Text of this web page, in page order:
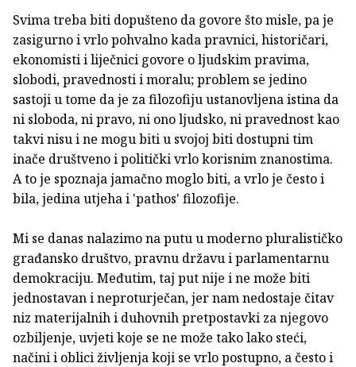
Svima treba biti dopušteno da govore što misle, pa je
zasigurno i vrlo pohvalno kada pravnici, historičari,
ekonomisti i liječnici govore o ljudskim pravima,
slobodi, pravednosti i moralu; problem se jedino
sastoji u tome da je za filozofiju ustanovljena istina da
ni sloboda, ni pravo, ni ono ljudsko, ni pravednost kao
takvi nisu i ne mogu biti u svojoj biti dostupni tim
inače društveno i politički vrlo korisnim znanostima.
A to je spoznaja jamačno moglo biti, a vrlo je često i
bila, jedina utjeha i 'pathos' filozofije.
Mi se danas nalazimo na putu u moderno pluralističko
građansko društvo, pravnu državu i parlamentarnu
demokraciju. Međutim, taj put nije i ne može biti
jednostavan i neproturječan, jer nam nedostaje čitav
niz materijalnih i duhovnih pretpostavki za njegovo
ozbiljenje, uvjeti koje se ne može tako lako steći,
načini i oblici življenja koji se vrlo postupno, a često i